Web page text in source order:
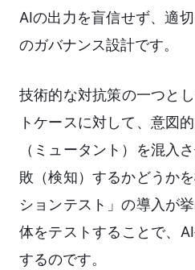
AIの出力を盲信せず、適
のガバナンス設計です。
技術的な対抗策の一つと
トケースに対して、意図
（ミュータント）を混入
敗（検知）するかどうか
ションテスト」の導入が
体をテストすることで、
するのです。